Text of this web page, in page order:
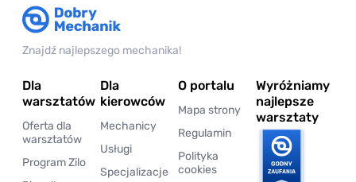
Znajdź najlepszego mechanika!
Dla
warsztatów
Oferta dla
warsztatów
Program Zilo
Dla
kierowców
Mechanicy
Usługi
Specjalizacje
O portalu
Mapa strony
Regulamin
Polityka
cookies
Wyróżniamy
najlepsze
warsztaty